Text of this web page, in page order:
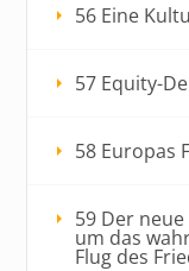
56 Eine
57 Equity-
58 Europas
59 Der
um das
Flug des